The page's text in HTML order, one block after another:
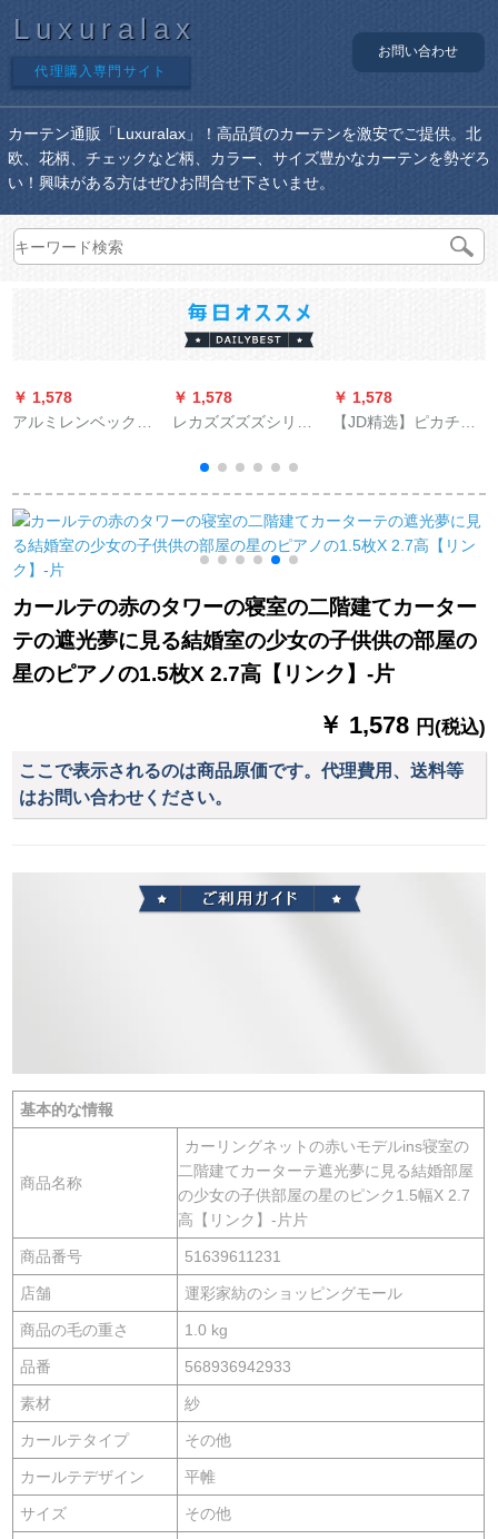
Luxuralax
代理購入専門サイト
お問い合わせ
カーテン通販「Luxuralax」！高品質のカーテンを激安でご提供。北
欧、花柄、チェックなど柄、カラー、サイズ豊かなカーテンを勢ぞろ
い！興味がある方はぜひお問合せ下さいませ。
￥ 1,578
アルミレンベックス
ーポラジット28*22
mm洋風ダンベルドを
取ります。
￥ 1,578
レカズズズズシリズ
カーン切断热掃き出
窓寝室出窓白纱2.5メ
トル幅*2.7メテルテル
トシク一枚
￥ 1,578
【JD精选】ピカチュ
リングオーダカンの
厚い手背景布SN
3089ワカ13枚2.0メ
カールテの赤のタワーの寝室の二階建てカーター
テの遮光夢に見る結婚室の少女の子供供の部屋の
星のピアノの1.5枚X 2.7高【リンク】-片
￥ 1,578 円(税込)
ここで表示されるのは商品原価です。代理費用、送料等
はお問い合わせください。
基本的な情報
商品名称
カーリングネットの赤いモデルins寝室の
二階建てカーターテ遮光夢に見る結婚部屋
の少女の子供部屋の星のピンク1.5幅X 2.7
高【リンク】-片片
商品番号 51639611231
店舗 運彩家紡のショッピングモール
商品の毛の重さ 1.0 kg
品番 568936942933
素材 紗
カールテタイプ その他
カールテデザイン 平帷
サイズ その他